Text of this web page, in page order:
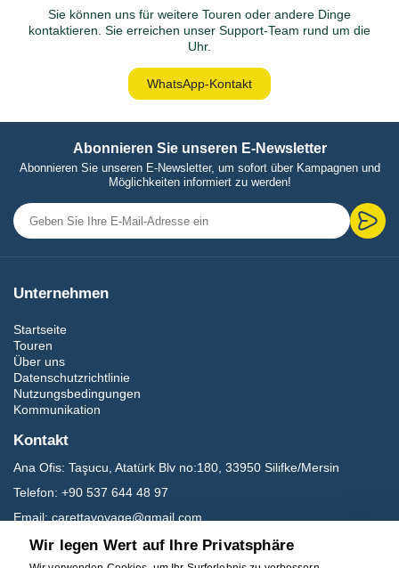
Sie können uns für weitere Touren oder andere Dinge
kontaktieren. Sie erreichen unser Support-Team rund um die
Uhr.
WhatsApp-Kontakt
Abonnieren Sie unseren E-Newsletter
Abonnieren Sie unseren E-Newsletter, um sofort über Kampagnen und
Möglichkeiten informiert zu werden!
Unternehmen
Startseite
Touren
Über uns
Datenschutzrichtlinie
Nutzungsbedingungen
Kommunikation
Kontakt
Ana Ofis: Taşucu, Atatürk Blv no:180, 33950 Silifke/Mersin
Telefon: +90 537 644 48 97
Email: carettavoyage@gmail.com
Sozialen Medien
Wir legen Wert auf Ihre Privatsphäre